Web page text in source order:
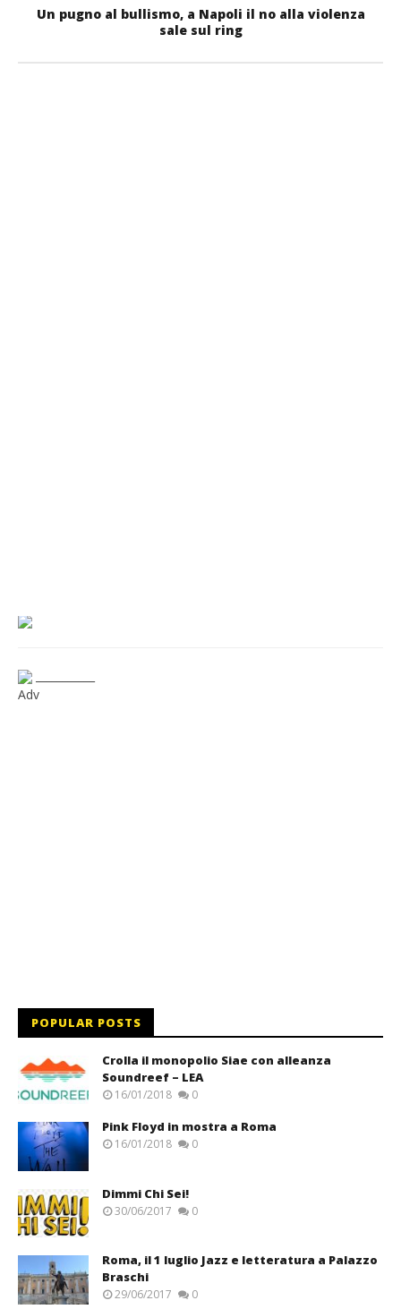
Un pugno al bullismo, a Napoli il no alla violenza
sale sul ring
Adv
POPULAR POSTS
Crolla il monopolio Siae con alleanza
Soundreef – LEA
16/01/2018 0
Pink Floyd in mostra a Roma
16/01/2018 0
Dimmi Chi Sei!
30/06/2017 0
Roma, il 1 luglio Jazz e letteratura a Palazzo
Braschi
29/06/2017 0